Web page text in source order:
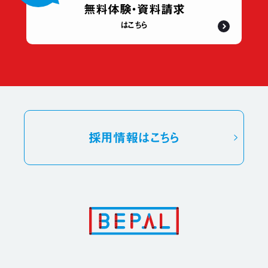
採用情報はこちら
無料体験・資料請求
はこちら